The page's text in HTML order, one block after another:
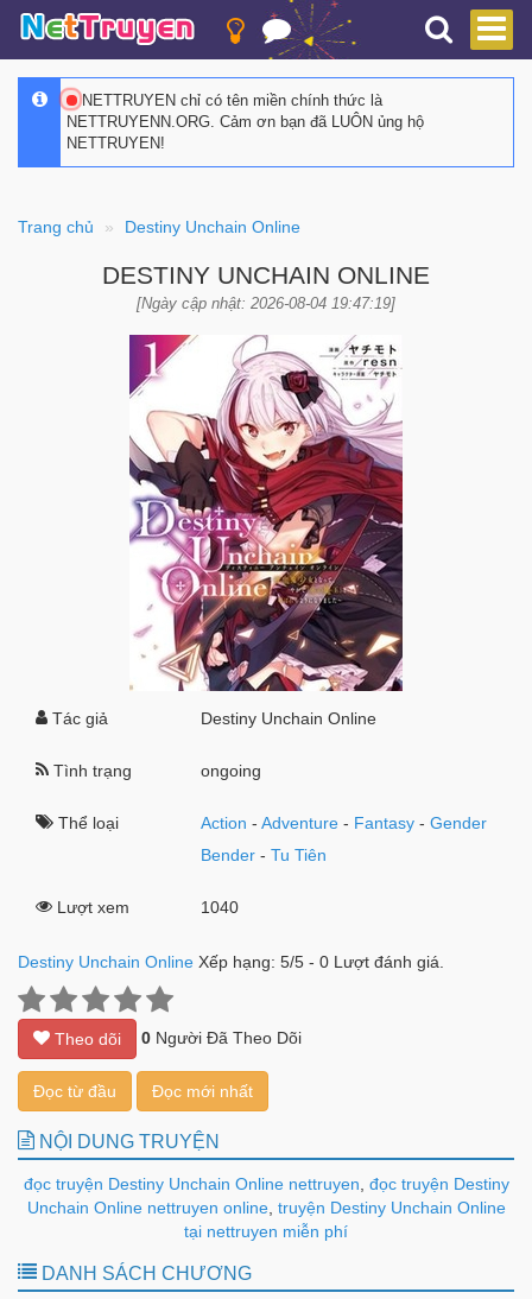
NETTRUYEN chỉ có tên miền chính thức là
NETTRUYENN.ORG. Cảm ơn bạn đã LUÔN ủng hộ
NETTRUYEN!
Trang chủ Destiny Unchain Online
DESTINY UNCHAIN ONLINE
[Ngày cập nhật: 2026-08-04 19:47:19]
Tác giả Destiny Unchain Online
Tình trạng ongoing
Thể loại Action -Adventure - Fantasy -Gender
Bender -Tu Tiên
Lượt xem 1040
Destiny Unchain Online Xếp hạng: 5/5 - 0 Lượt đánh giá.
Theo dõi 0 Người Đã Theo Dõi
Đọc từ đầu Đọc mới nhất
NỘI DUNG TRUYỆN
đọc truyện Destiny Unchain Online nettruyen đọc truyện Destiny
Unchain Online nettruyen online, truyện Destiny Unchain Online
tại nettruyen miễn phí
DANH SÁCH CHƯƠNG